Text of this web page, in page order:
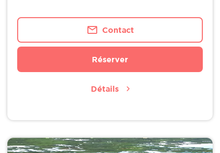
Contact
Réserver
Détails